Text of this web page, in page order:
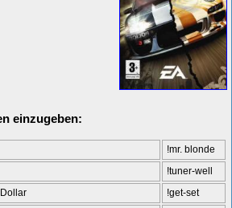
einzugeben:
!mr. blonde
!tuner-well
!get-set